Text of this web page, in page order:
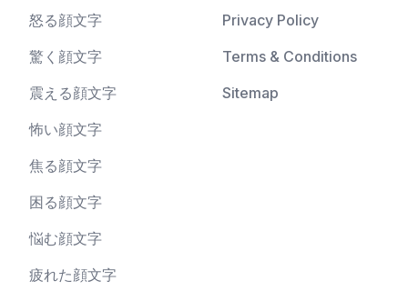
怒る顔文字
驚く顔文字
震える顔文字
怖い顔文字
焦る顔文字
困る顔文字
悩む顔文字
疲れた顔文字
Privacy Policy
Terms & Conditions
Sitemap